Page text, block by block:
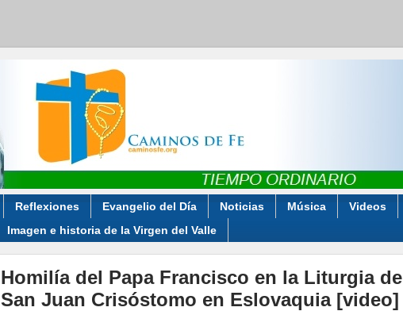
Reflexiones Evangelio del Día Noticias Música Videos
Imagen e historia de la Virgen del Valle
Homilía del Papa Francisco en la Liturgia de
San Juan Crisóstomo en Eslovaquia [video]